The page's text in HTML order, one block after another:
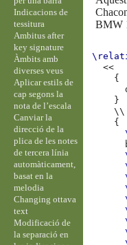
BMW
<<
{
}
\\
{
Indicacions de
tessitura
Ambitus after
key signature
Àmbits amb
diverses veus
Aplicar estils de
cap segons la
nota de l’escala
Canviar la
direcció de la
plica de les notes
de tercera línia
automàticament,
basat en la
melodia
Changing ottava
text
Modificació de
la separació en